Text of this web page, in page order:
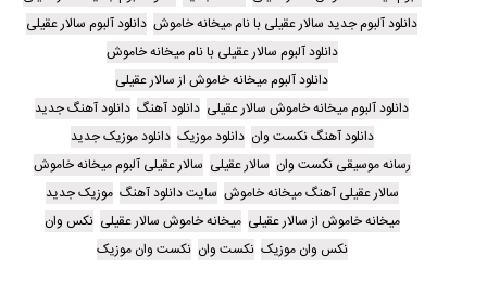
دانلود آلبوم جدید سالار عقیلی با نام میخانه خاموش دانلود آلبوم سالار عقیلی
دانلود آلبوم سالار عقیلی با نام میخانه خاموش
دانلود آلبوم میخانه خاموش از سالار عقیلی
دانلود آلبوم میخانه خاموش سالار عقیلی دانلود آهنگ دانلود آهنگ جدید
دانلود آهنگ نکست وان دانلود موزیک دانلود موزیک جدید
رسانه موسیقی نکست وان سالار عقیلی سالار عقیلی آلبوم میخانه خاموش
سالار عقیلی آهنگ میخانه خاموش سایت دانلود آهنگ موزیک جدید
میخانه خاموش از سالار عقیلی میخانه خاموش سالار عقیلی نکس وان
نکس وان موزیک نکست وان نکست وان موزیک